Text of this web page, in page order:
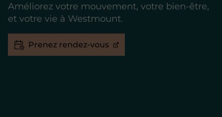
Améliorez votre mouvement, votre bien-être,
et votre vie à Westmount.
Prenez rendez-vous